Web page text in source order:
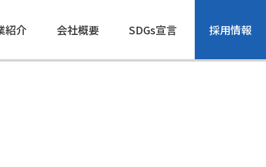
紹介 会社概要 SDGs宣言 採用情報